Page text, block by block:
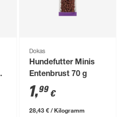
Dokas
Hundefutter Minis
Entenbrust 70 g
1,99 €
28,43 € / Kilogramm